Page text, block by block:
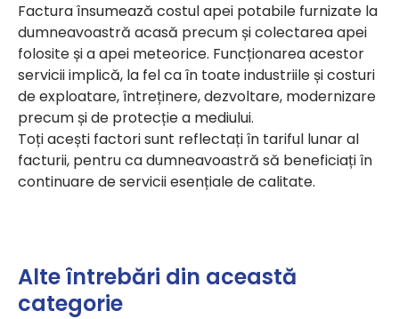
Factura însumează costul apei potabile furnizate la
dumneavoastră acasă precum și colectarea apei
folosite și a apei meteorice. Funcționarea acestor
servicii implică, la fel ca în toate industriile și costuri
de exploatare, întreținere, dezvoltare, modernizare
precum și de protecție a mediului.
Toți acești factori sunt reflectați în tariful lunar al
facturii, pentru ca dumneavoastră să beneficiați în
continuare de servicii esențiale de calitate.
Alte întrebări din această
categorie